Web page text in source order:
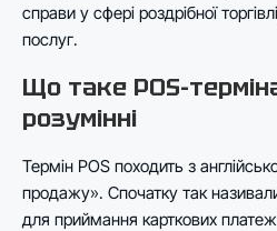
справи у сфері роздрібної
послуг.
Що таке POS-
розумінні
Термін POS походить з
продажу». Спочатку так
для приймання карткових